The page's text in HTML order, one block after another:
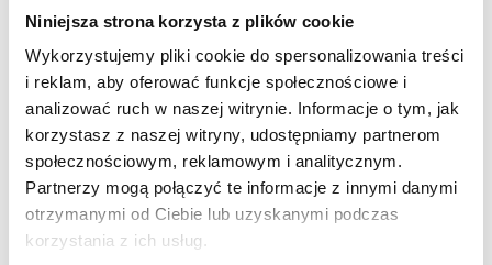
Niniejsza strona korzysta z plików cookie
Wykorzystujemy pliki cookie do spersonalizowania treści
i reklam, aby oferować funkcje społecznościowe i
analizować ruch w naszej witrynie. Informacje o tym, jak
korzystasz z naszej witryny, udostępniamy partnerom
społecznościowym, reklamowym i analitycznym.
Partnerzy mogą połączyć te informacje z innymi danymi
otrzymanymi od Ciebie lub uzyskanymi podczas
korzystania z ich usług.
większej ilości kalorii, ale przede wszystkim lepszej
jakości składników. W jaki sposób możesz mu to
zapewnić? Sięgając po Brit Sausage Sport! Ta
pełnoporcjowa karma mokra z wołowiną i rybą
powstała właśnie po to, by wspierać bardzo
aktywne czworonogi i zaspokajać ich wyjątkowe
wymagania żywieniowe.
Wołowina i ryba – bogactwo
niezbędnego białka i tłuszczów